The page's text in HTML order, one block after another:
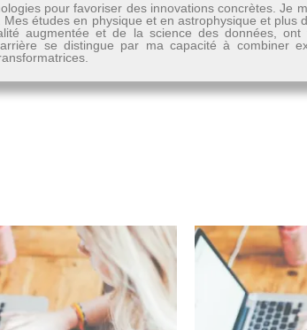
pour favoriser des innovations concrètes. Je
études en physique et en astrophysique et plus
augmentée et de la science des données, ont
se distingue par ma capacité à combiner